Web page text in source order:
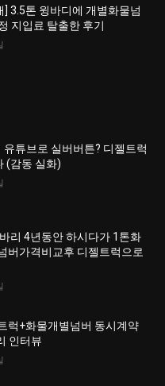
] 3.5톤 윙바디에 개별화물넘
지입료 탈출한 후기
유튜브로 실버버튼? 디젤트럭
(감동 실화)
리 4년동안 하시다가 1톤화
버가격비교후 디젤트럭으로
럭+화물개별넘버 동시계약
인터뷰